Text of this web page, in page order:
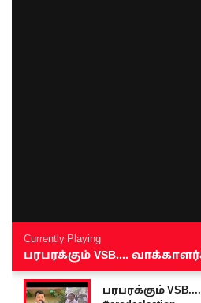
Currently Playing
பரபரக்கும் VSB....
பரபரக்கும்